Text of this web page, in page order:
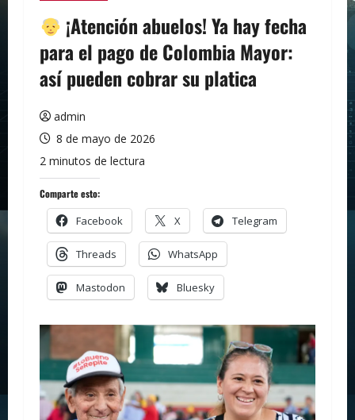
¡Atención abuelos! Ya hay fecha
para el pago de Colombia Mayor:
así pueden cobrar su platica
admin
8 de mayo de 2026
2 minutos de lectura
Comparte esto:
Facebook X Telegram
Threads WhatsApp
Mastodon Bluesky